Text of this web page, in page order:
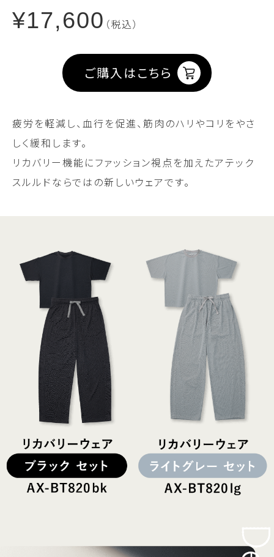
¥17,600 （税込）
ご購入はこちら
疲労を軽減し、血行を促進、筋肉のハリやコリをやさ
しく緩和します。
リカバリー機能にファッション視点を加えたアテック
スルルドならではの新しいウェアです。